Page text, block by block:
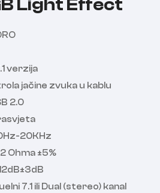
Light Effect
verzija
jačine zvuka u kablu
2.0
20KHz
Ohma ±5%
7.1 ili Dual (stereo) kanal